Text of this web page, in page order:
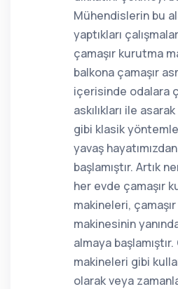
Mühendislerin bu
yaptıkları
çamaşır kurutma
balkona çamaşır
içerisinde odalara
askılıkları ile
gibi klasik
yavaş
başlamıştır. Artık
her evde çamaşır
makineleri, çamaşır
makinesinin
almaya başlamıştır.
makineleri gibi
olarak veya